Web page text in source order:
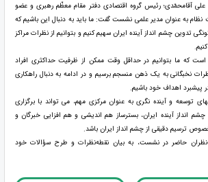
آقامحمّدی؛ رئیس گروه اقتصادی دفتر مقام معظّم رهبری و عضو
به عنوان مدیر علمی نشست گفت: ما باید به دنبال این باشیم که
تدوین چشم انداز آینده ایران سهیم کنیم و بتوانیم از نظرات مراکز
که ما بتوانیم در حداقل وقت ممکن از ظرفیت حداکثری افراد
نخبگانی به یک ذهن منسجم برسیم و در ادامه به دنبال راهکاری
پیشبرد اهداف خود باشیم.
توسعه و آینده نگری به عنوان مرکزی مهم، می تواند با برگزاری
انداز آینده ایران، بسترساز هم اندیشی و هم افزایی خبرگان و
ترسیم دقیقی از چشم انداز ایران باشد.
حاضر در نشست، به بیان نقطه‌نظرات و طرح سؤالات خود